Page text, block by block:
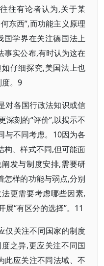
往有论者认为,关于某
东西”,而功能主义原理
国学界在关注德国法上
事实公布,有时认为这在
仔细探究,美国法上也
度。9
对各国行政法知识或信
深刻的“评价”,以揭示不
与不同考虑。10因为各
构、样式不同,但可能面
发与制度安排,需要研
怎样的功能与弱点,分别
更需要考虑哪些因素,
“有区分的选择”。11
仅关注不同国家的制度
之异,更应关注不同国
此应关注不同法域、不